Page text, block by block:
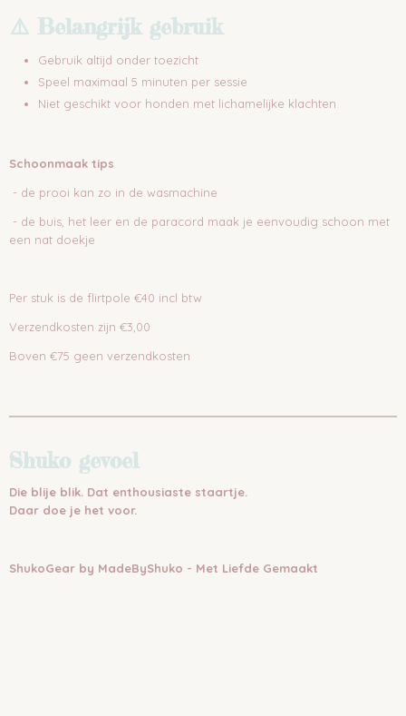
⚠️ Belangrijk gebruik
Gebruik altijd onder toezicht
Speel maximaal 5 minuten per sessie
Niet geschikt voor honden met lichamelijke klachten
Schoonmaak tips
- de prooi kan zo in de wasmachine
- de buis, het leer en de paracord maak je eenvoudig schoon met
een nat doekje
Per stuk is de flirtpole €40 incl btw
Verzendkosten zijn €3,00
Boven €75 geen verzendkosten
Shuko gevoel
Die blije blik. Dat enthousiaste staartje.
Daar doe je het voor.
ShukoGear by MadeByShuko - Met Liefde Gemaakt